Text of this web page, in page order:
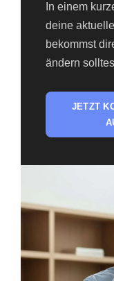
In einem
deine
bekommst
ändern
JETZT